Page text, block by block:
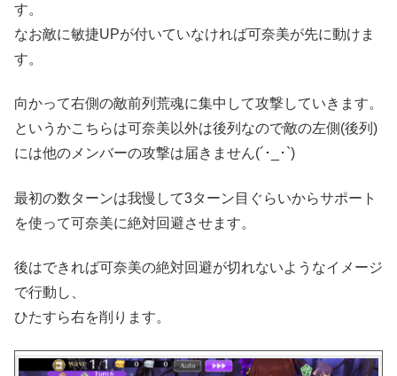
す。
なお敵に敏捷UPが付いていなければ可奈美が先に動けま
す。
向かって右側の敵前列荒魂に集中して攻撃していきます。
というかこちらは可奈美以外は後列なので敵の左側(後列)
には他のメンバーの攻撃は届きません(´･_･`)
最初の数ターンは我慢して3ターン目ぐらいからサポート
を使って可奈美に絶対回避させます。
後はできれば可奈美の絶対回避が切れないようなイメージ
で行動し、
ひたすら右を削ります。